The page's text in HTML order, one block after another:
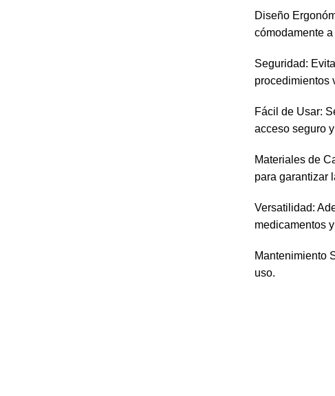
Diseño
cómodamente
Seguridad:
procedimientos
Fácil de Usar:
acceso seguro
Materiales de
para garantizar
Versatilidad:
medicamentos
Mantenimiento
uso.